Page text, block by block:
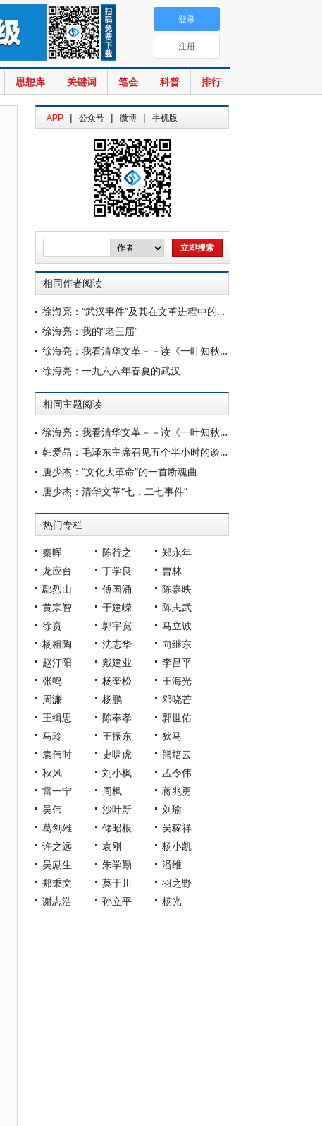
思想库 关键词 笔会 科普 排行
登录
注册
APP | 公众号 | 微博 | 手机版
相同作者阅读
徐海亮：“武汉事件”及其在文革进程中的位置[1]
徐海亮：我的“老三届”
徐海亮：我看清华文革－－读《一叶知秋》
徐海亮：一九六六年春夏的武汉
相同主题阅读
徐海亮：我看清华文革－－读《一叶知秋》
韩爱晶：毛泽东主席召见五个半小时的谈话记录
唐少杰：“文化大革命”的一首断魂曲
唐少杰：清华文革“七．二七事件”
热门专栏
秦晖 陈行之
郑永年
龙应台
丁学良
曹林
鄢烈山
傅国涌
陈嘉映
黄宗智
于建嵘
陈志武
徐贲
郭宇宽
马立诚
杨祖陶
沈志华
向继东
赵汀阳
戴建业
李昌平
张鸣
杨奎松
王海光
周濂
杨鹏
邓晓芒
王缉思
陈奉孝
郭世佑
马玲
王振东
狄马
袁伟时
史啸虎
熊培云
秋风
刘小枫
孟令伟
雷一宁
周枫
蒋兆勇
吴伟
沙叶新
刘瑜
葛剑雄
储昭根
吴稼祥
许之远
袁刚
杨小凯
吴励生
朱学勤
潘维
郑秉文
莫于川
羽之野
谢志浩
孙立平 杨光